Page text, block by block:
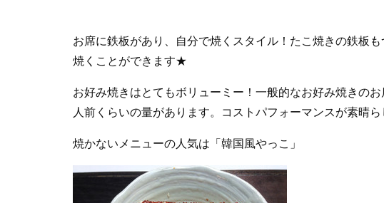
お席に鉄板があり、自分で焼くスタイル！たこ焼きの鉄板
焼くことができます★
お好み焼きはとてもボリューミー！一般的なお好み焼きの
人前くらいの量があります。コストパフォーマンスが素晴ら
焼かないメニューの人気は「韓国風やっこ」